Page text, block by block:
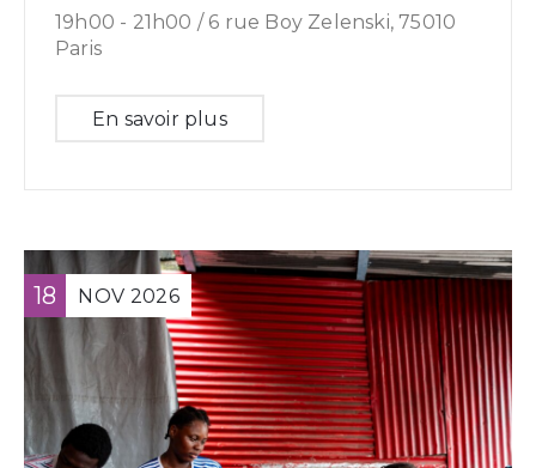
19h00 - 21h00 / 6 rue Boy Zelenski, 75010
Paris
En savoir plus
18 NOV 2026